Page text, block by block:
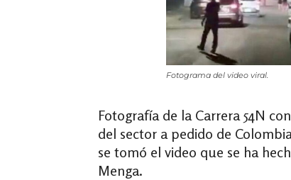
Fotograma del video viral.
Fotografía de la Carrera 54N
del sector a pedido de
se tomó el video que se ha
Menga.